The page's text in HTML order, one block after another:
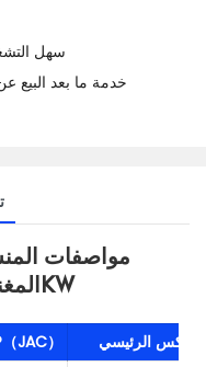
1. سهل
2. خدمة ما بعد البيع
مواصفات
المغناطيس الدائم 22KW
JAC）
العاكس الرئيسي